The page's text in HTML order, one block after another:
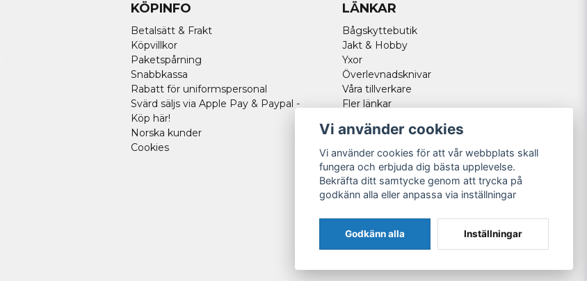
KÖPINFO
Betalsätt & Frakt
Köpvillkor
Paketspårning
Snabbkassa
Rabatt för uniformspersonal
Svärd säljs via Apple Pay & Paypal -
Köp här!
Norska kunder
Cookies
LÄNKAR
Bågskyttebutik
Jakt & Hobby
Yxor
Överlevnadsknivar
Våra tillverkare
Fler länkar
Vi använder cookies
Vi använder cookies för att vår webbplats skall
fungera och erbjuda dig bästa upplevelse.
Bekräfta ditt samtycke genom att trycka på
godkänn alla eller anpassa via inställningar
Godkänn alla Inställningar